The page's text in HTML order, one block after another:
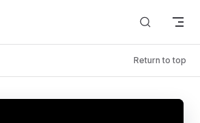
Return to top